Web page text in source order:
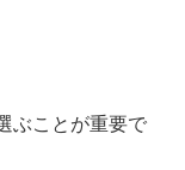
ぶことが重要で